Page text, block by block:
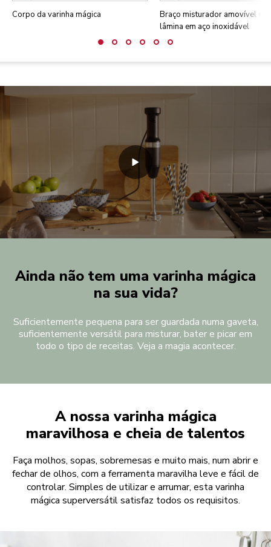
Corpo da varinha mágica
Braço misturador amovível
lâmina em aço inoxidável
Ainda não tem uma varinha mágica
na sua vida?
Suficientemente pequena para ser guardada numa gaveta,
suficientemente versátil para misturar, bater e picar em
todo o tipo de receitas. Veja a magia acontecer.
A nossa varinha mágica
maravilhosa e cheia de talentos
Faça molhos, sopas, sobremesas e muito mais, num abrir e
fechar de olhos, com a ferramenta maravilha leve e fácil de
controlar. Simples de utilizar e arrumar, esta varinha
mágica superversátil satisfaz todos os requisitos.